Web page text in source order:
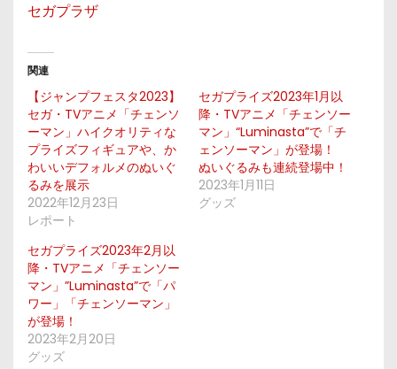
セガプラザ
関連
【ジャンプフェスタ2023】
セガ・TVアニメ「チェンソ
ーマン」ハイクオリティな
プライズフィギュアや、か
わいいデフォルメのぬいぐ
るみを展示
2022年12月23日
レポート
セガプライズ2023年1月以
降・TVアニメ「チェンソー
マン」“Luminasta”で「チ
ェンソーマン」が登場！
ぬいぐるみも連続登場中！
2023年1月11日
グッズ
セガプライズ2023年2月以
降・TVアニメ「チェンソー
マン」”Luminasta”で「パ
ワー」「チェンソーマン」
が登場！
2023年2月20日
グッズ